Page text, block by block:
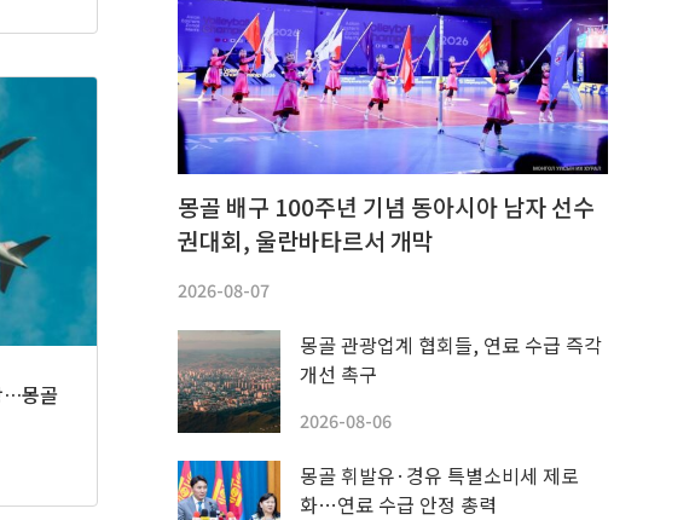
…몽골
몽골 배구 100주년 기념 동아시아 남자 선수
권대회, 울란바타르서 개막
2026-08-07
몽골 관광업계 협회들, 연료 수급 즉각
개선 촉구
2026-08-06
몽골 휘발유·경유 특별소비세 제로
화…연료 수급 안정 총력